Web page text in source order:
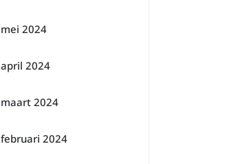
mei 2024
april 2024
maart 2024
februari 2024